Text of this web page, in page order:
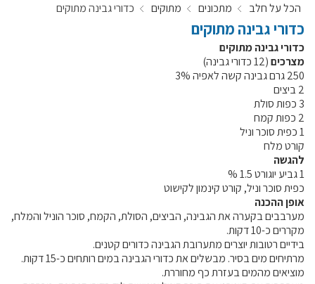
רשימת המחלבות
לאתר יצרני החלב
מחלקות המועצה, עיקרי עיסוקן
מפת הרפתות, הדירים והמחלבות
רשימת טלפונים – מועצת החלב
קול קורא ליצרנים חדשים – בקר / עיזים / כבשים
מכרזים
דרושים
זוכרים
צור קשר
חלב לכל המשפחה
הכל על חלב מתכונים מתוקים כדורי גבינה מתוקים
כדורי גבינה מתוקים
כדורי גבינה מתוקים
מצרכים(12 כדורי גבינה)
250 גרם גבינה קשה לאפיה 3%
2 ביצים
3 כפות סולת
2 כפות קמח
1 כפית סוכר וניל
קורט מלח
להגשה
1 גביע יוגורט 1.5 %
כפית סוכר וניל, קורט קינמון לקישוט
אופן ההכנה
מערבבים בקערה את הגבינה, הביצים, הסולת, הקמח, סוכר הוניל והמלח,
מקררים כ-10 דקות.
בידיים רטובות יוצרים מתערובת הגבינה כדורים קטנים.
מרתיחים מים בסיר. מבשלים את כדורי הגבינה במים רותחים כ-15 דקות.
מוציאים מהמים בעזרת כף מחוררת.